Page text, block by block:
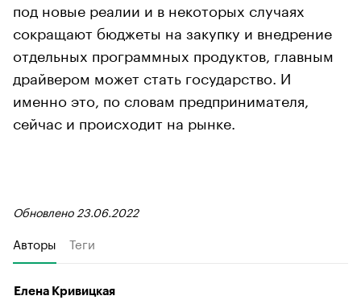
под новые реалии и в некоторых случаях
сокращают бюджеты на закупку и внедрение
отдельных программных продуктов, главным
драйвером может стать государство. И
именно это, по словам предпринимателя,
сейчас и происходит на рынке.
Обновлено 23.06.2022
Авторы Теги
Елена Кривицкая